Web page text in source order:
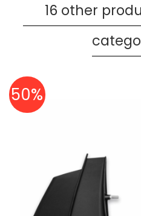
16 other
50%